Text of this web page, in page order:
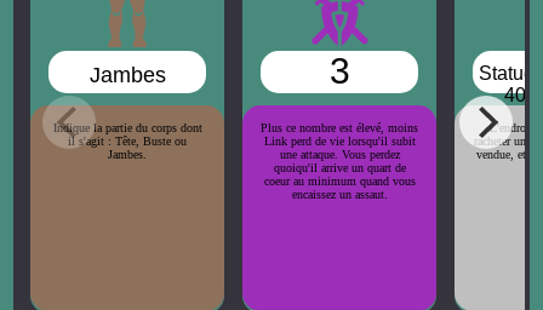
Jambes
Indique la partie du corps dont
il s'agit : Tête, Buste ou
Jambes.
3
Plus ce nombre est élevé, moins
Link perd de vie lorsqu'il subit
une attaque. Vous perdez
quoiqu'il arrive un quart de
coeur au minimum quand vous
encaissez un assaut.
Statue
400
L'endroit
racheter une
vendue, et